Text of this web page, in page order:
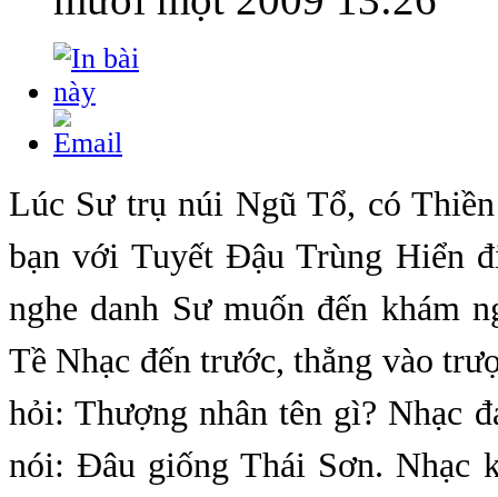
Lúc Sư trụ núi Ngũ Tổ, có
bạn với Tuyết Đậu Trùng Hiển
nghe danh Sư muốn đến khám
Tề Nhạc đến trước, thẳng vào
hỏi: Thượng nhân tên gì? Nhạc
nói: Đâu giống Thái Sơn. Nhạc